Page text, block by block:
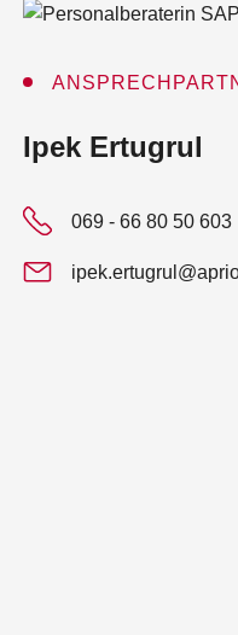
:Ipek Ertugrul
069 - 66 80 50 603